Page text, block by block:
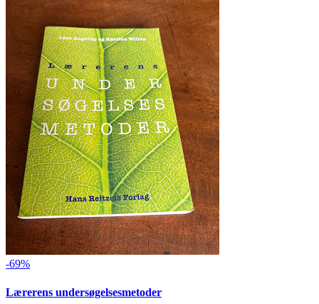
-69%
Lærerens undersøgelsesmetoder